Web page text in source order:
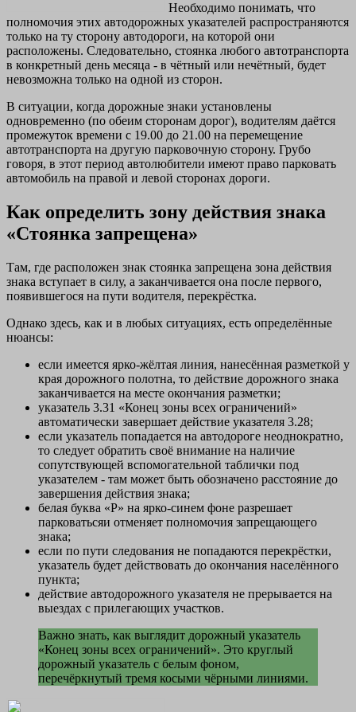
Необходимо понимать, что
полномочия этих автодорожных указателей распространяются
только на ту сторону автодороги, на которой они
расположены. Следовательно, стоянка любого автотранспорта
в конкретный день месяца - в чётный или нечётный, будет
невозможна только на одной из сторон.
В ситуации, когда дорожные знаки установлены
одновременно (по обеим сторонам дорог), водителям даётся
промежуток времени с 19.00 до 21.00 на перемещение
автотранспорта на другую парковочную сторону. Грубо
говоря, в этот период автолюбители имеют право парковать
автомобиль на правой и левой сторонах дороги.
Как определить зону действия знака
«Стоянка запрещена»
Там, где расположен знак стоянка запрещена зона действия
знака вступает в силу, а заканчивается она после первого,
появившегося на пути водителя, перекрёстка.
Однако здесь, как и в любых ситуациях, есть определённые
нюансы:
если имеется ярко-жёлтая линия, нанесённая разметкой у
края дорожного полотна, то действие дорожного знака
заканчивается на месте окончания разметки;
указатель 3.31 «Конец зоны всех ограничений»
автоматически завершает действие указателя 3.28;
если указатель попадается на автодороге неоднократно,
то следует обратить своё внимание на наличие
сопутствующей вспомогательной таблички под
указателем - там может быть обозначено расстояние до
завершения действия знака;
белая буква «Р» на ярко-синем фоне разрешает
парковатьсяи отменяет полномочия запрещающего
знака;
если по пути следования не попадаются перекрёстки,
указатель будет действовать до окончания населённого
пункта;
действие автодорожного указателя не прерывается на
выездах с прилегающих участков.
Важно знать, как выглядит дорожный указатель
«Конец зоны всех ограничений». Это круглый
дорожный указатель с белым фоном,
перечёркнутый тремя косыми чёрными линиями.